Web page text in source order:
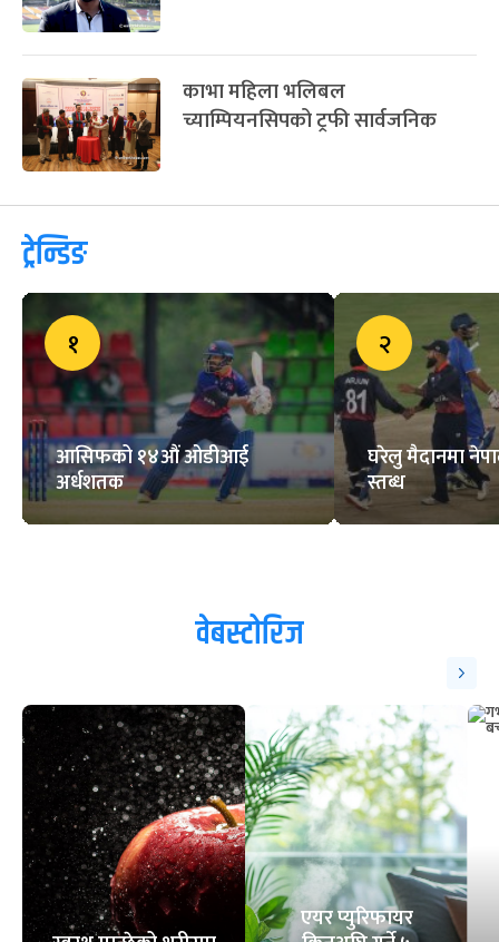
काभा महिला भलिबल
च्याम्पियनसिपको ट्रफी सार्वजनिक
ट्रेन्डिङ
१
आसिफको १४औं ओडीआई
अर्धशतक
२
घरेलु मैदानमा
स्तब्ध
वेबस्टोरिज
एयर प्युरिफायर